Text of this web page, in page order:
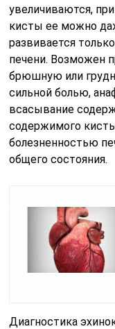
увеличиваются,
кисты ее можно
развивается
печени. Возможен
брюшную или
сильной болью,
всасывание
содержимого
болезненностью
общего состояния.
Диагностика